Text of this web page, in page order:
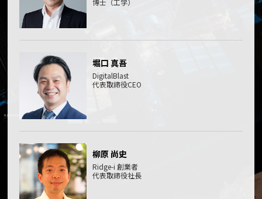
堀口 真吾
DigitalBlast
代表取締役CEO
柳原 尚史
Ridge-i 創業者
代表取締役社長